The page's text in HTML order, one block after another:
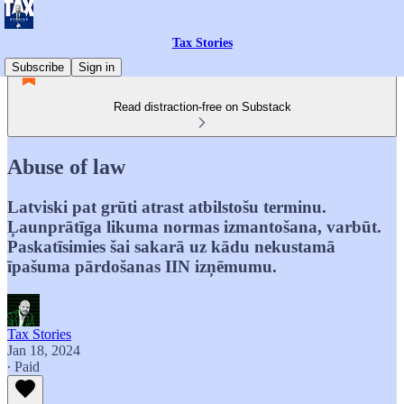
Tax Stories
Subscribe
Sign in
Read distraction-free on Substack
Abuse of law
Latviski pat grūti atrast atbilstošu terminu.
Ļaunprātīga likuma normas izmantošana, varbūt.
Paskatīsimies šai sakarā uz kādu nekustamā
īpašuma pārdošanas IIN izņēmumu.
Tax Stories
Jan 18, 2024
∙ Paid